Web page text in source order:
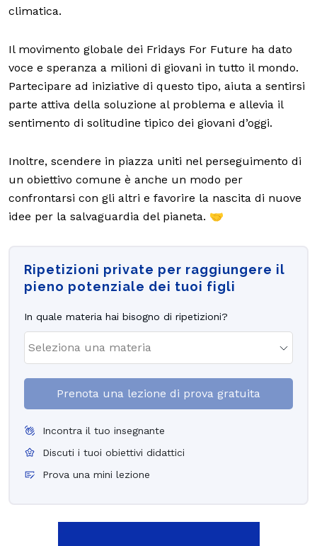
climatica.
Il movimento globale dei Fridays For Future ha dato
voce e speranza a milioni di giovani in tutto il mondo.
Partecipare ad iniziative di questo tipo, aiuta a sentirsi
parte attiva della soluzione al problema e allevia il
sentimento di solitudine tipico dei giovani d’oggi.
Inoltre, scendere in piazza uniti nel perseguimento di
un obiettivo comune è anche un modo per
confrontarsi con gli altri e favorire la nascita di nuove
idee per la salvaguardia del pianeta. 🤝
Ripetizioni private per raggiungere il
pieno potenziale dei tuoi figli
In quale materia hai bisogno di ripetizioni?
Prenota una lezione di prova gratuita
Incontra il tuo insegnante
Discuti i tuoi obiettivi didattici
Prova una mini lezione